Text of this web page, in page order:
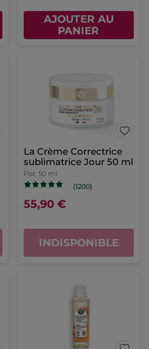
AJOUTER AU
PANIER
La Crème Correctrice
sublimatrice Jour 50 ml
Pot 50 ml
(1200)
55,90 €
INDISPONIBLE